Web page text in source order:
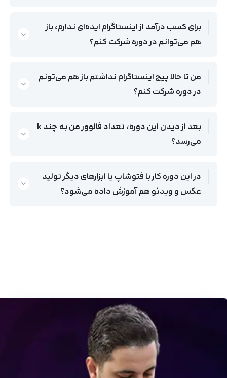
برای کسب درآمد از اینستاگرام ایده‌ای ندارم، باز
هم می‌توانم در دوره شرکت کنم؟
من تا حالا پیج اینستاگرام نداشتم باز هم می‌تونم
در دوره شرکت کنم؟
بعد از دیدن این دوره، تعداد فالوور من به چند k
می‌رسد؟
در این دوره کار با فتوشاپ یا ابزارهای دیگر تولید
عکس و ویدئو هم آموزش داده می‌شود؟